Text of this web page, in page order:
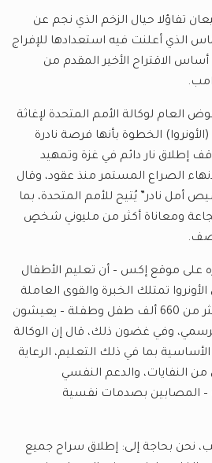
تفاؤلا حيال الزخم الذي نجم عن
الذي أعلنت فيه استعدادها للإفراج
أساس الاقتراح الأخير المقدم من
العام لوكالة الأمم المتحدة لإغاثة
الخطوة بأنها فرصة نادرة
إطلاق نار دائم في غزة وتمهيد
الصراع المستمر منذ عقود، وقال
أمل نادر” يُتيح للأمم المتحدة، بما
ومعاناة أكثر من مليوني شخصٍ
على موقع إكس – أن تعليم الأطفال
تمتلك الخبرة والقوى العاملة
لدعم العودة التدريجية لأكثر من 660 ألف طفل وطفلة – يعيشون
وفي غضون ذلك، قال إن الوكالة
بما في ذلك التعليم، الرعاية
النفايات، والدعم النفسي
– المصابين بصدمات نفسية
نحن بحاجة إلى: إطلاق سراح جميع